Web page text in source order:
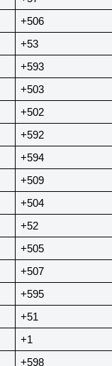
+506
+53
+593
+503
+502
+592
+594
+509
+504
+52
+505
+507
+595
+51
+1
+598